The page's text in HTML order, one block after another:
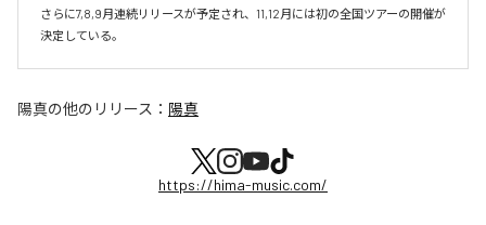
さらに7,8,9月連続リリースが予定され、11,12月には初の全国ツアーの開催が
決定している。
陽真の他のリリース： 陽真
https://hima-music.com/